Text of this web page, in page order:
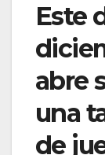
Este
abre
una
de